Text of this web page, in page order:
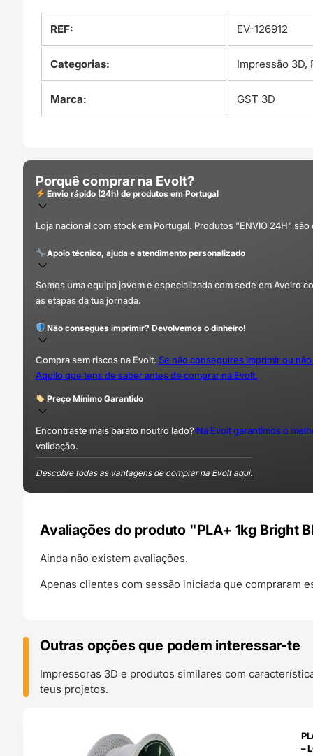
REF: EV-126912
Categorias: Impressão 3D,
Marca: GST 3D
Porquê comprar na Evolt?
Envio rápido (24h) de produtos em Portugal
Loja nacional com stock em Portugal. Produtos "ENVIO 24H"
Apoio técnico, ajuda e atendimento personalizado
Somos uma equipa jovem e especializada com sede em Aveiro
as etapas da tua jornada.
Não consegues imprimir? Devolvemos o dinheiro!
Compra sem riscos na Evolt. Se não conseguires imprimir ou
Aquilo que tens de saber antes de comprar na Evolt.
Preço Mínimo Garantido
Encontraste mais barato noutro lado? Na Evolt garantimos o
validação.
Descobre todas as vantagens de comprar na Evolt aqui.
Avaliações do produto "PLA+ 1kg Bright
Ainda não existem avaliações.
Apenas clientes com sessão iniciada que compraram
Outras opções que podem interessar-te
Impressoras 3D e produtos similares com
teus projetos.
–